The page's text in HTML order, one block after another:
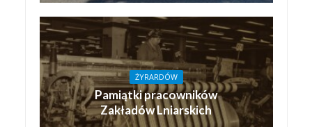
ŻYRARDÓW
Pamiątki pracowników
Zakładów Lniarskich